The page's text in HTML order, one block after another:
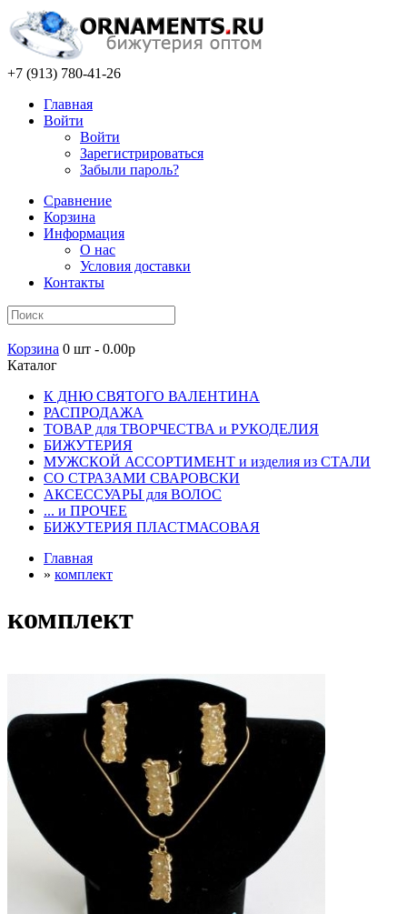
+7 (913) 780-41-26
Главная
Войти
Войти
Зарегистрироваться
Забыли пароль?
Сравнение
Корзина
Информация
О нас
Условия доставки
Контакты
Корзина 0 шт - 0.00р
Каталог
К ДНЮ СВЯТОГО ВАЛЕНТИНА
РАСПРОДАЖА
ТОВАР для ТВОРЧЕСТВА и РУКОДЕЛИЯ
БИЖУТЕРИЯ
МУЖСКОЙ АССОРТИМЕНТ и изделия из СТАЛИ
СО СТРАЗАМИ СВАРОВСКИ
АКСЕССУАРЫ для ВОЛОС
... и ПРОЧЕЕ
БИЖУТЕРИЯ ПЛАСТМАСОВАЯ
Главная
» комплект
комплект